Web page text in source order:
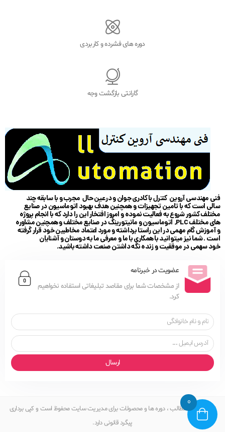
دوره های فشرده و کاربردی
گارانتی بازگشت وجه
فنی مهندسی آروین کنترل با کادری جوان و در عین حال مجرب و با سابقه چند
سالی است که با تامین تجهیزات و همچنین هدف بهبود اتوماسیون در صنایع
مختلف کشور شروع به فعالیت نموده و امروز افتخار این را دارد که با انجام پروژه
های مختلف PLC, اتوماسیون و مانیتورینگ در صنایع مختلف و همچنین مشاوره
و آموزش گام مهمی در این راستا برداشته و مورد اعتماد مخاطبین خود قرار گرفته
است . شما نیز میتوانید با همکاری با ما و معرفی ما به دوستان و آشنایان
خود سهمی در موفقیت و زنده نگه داشتن صنعت داشته باشید.
عضویت در خبرنامه
از مشخصات شما برای مقاصد تبلیغاتی استفاده نخواهیم
کرد.
ارسال
تمامی حقوق مطالب ، دوره ها و محصولات برای مدیریت سایت محفوظ است و کپی برداری
پیگرد قانونی دارد.
0